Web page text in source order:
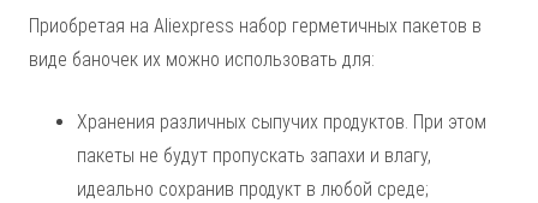
Приобретая на Aliexpress набор герметичных пакетов в
виде баночек их можно использовать для:
Хранения различных сыпучих продуктов. При этом
пакеты не будут пропускать запахи и влагу,
идеально сохранив продукт в любой среде;